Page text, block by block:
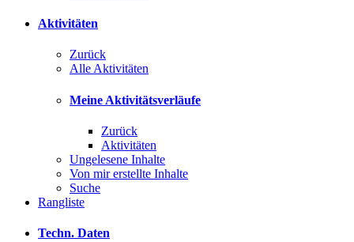
Aktivitäten
Zurück
Alle Aktivitäten
Meine Aktivitätsverläufe
Zurück
Aktivitäten
Ungelesene Inhalte
Von mir erstellte Inhalte
Suche
Rangliste
Techn. Daten